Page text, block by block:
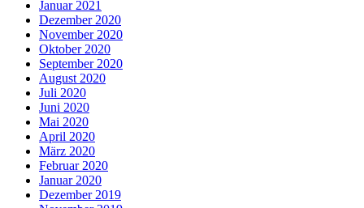
Januar 2021
Dezember 2020
November 2020
Oktober 2020
September 2020
August 2020
Juli 2020
Juni 2020
Mai 2020
April 2020
März 2020
Februar 2020
Januar 2020
Dezember 2019